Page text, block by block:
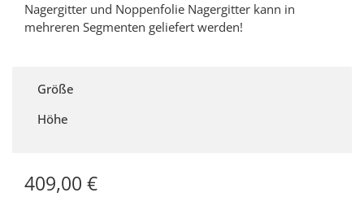
Nagergitter und Noppenfolie Nagergitter kann in
mehreren Segmenten geliefert werden!
Größe
Höhe
409,00 €